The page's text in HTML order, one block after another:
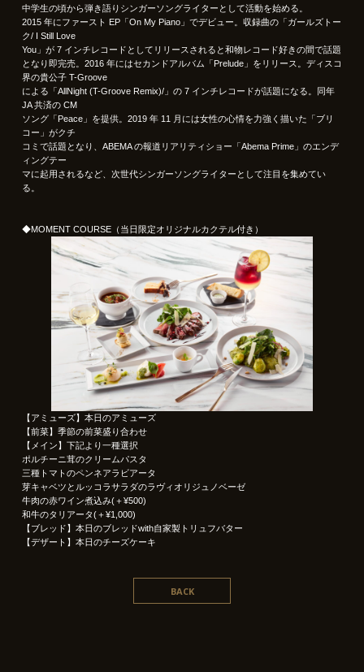
中学生の頃から弾き語りシンガーソングライターとして活動を始める。
2015 年にファースト EP「On My Piano」でデビュー。収録曲の「ガールズトー
ク/ I Still Love
You」が 7 インチレコードとしてリリースされると和物レコード好きの間で話題
となり即完売。2016 年にはセカンドアルバム「Prelude」をリリース。ディスコ
界の貴公子 T-Groove
による「AllNight (T-Groove Remix)/」の 7 インチレコードが話題になる。同年
JA 共済の CM
ソング「Peace」を提供。2019 年 11 月には女性の心情を力強く描いた「ブリ
コー」がクチ
コミで話題となり、ABEMA の報道リアリティショー「Abema Prime」のエンデ
ィングテー
マに起用されるなど、次世代シンガーソングライターとして注目を集めてい
る。
◆MOMENT COURSE（当日限定オリジナルカクテル付き）
【アミューズ】本日のアミューズ
【前菜】季節の前菜盛り合わせ
【メイン】下記より一種選択
ポルチーニ茸のクリームパスタ
三種トマトのペンネアラビアータ
芽キャベツとルッコラサラダのラヴィオリジュノベーゼ
牛肉の赤ワイン煮込み(＋¥500)
和牛のタリアータ(＋¥1,000)
【ブレッド】本日のブレッドwith自家製トリュフバター
【デザート】本日のチーズケーキ
BACK